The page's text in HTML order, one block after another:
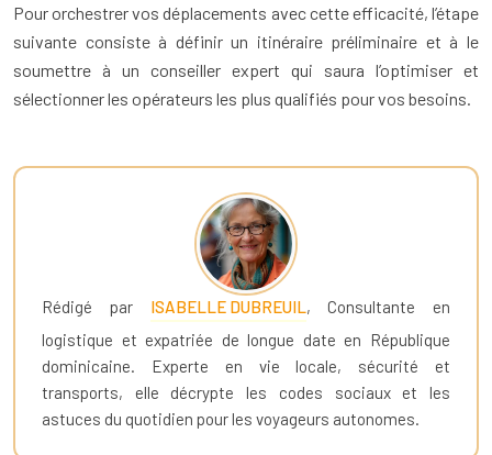
Pour orchestrer vos déplacements avec cette efficacité, l’étape
suivante consiste à définir un itinéraire préliminaire et à le
soumettre à un conseiller expert qui saura l’optimiser et
sélectionner les opérateurs les plus qualifiés pour vos besoins.
Rédigé par ISABELLE DUBREUIL , Consultante en
logistique et expatriée de longue date en République
dominicaine. Experte en vie locale, sécurité et
transports, elle décrypte les codes sociaux et les
astuces du quotidien pour les voyageurs autonomes.